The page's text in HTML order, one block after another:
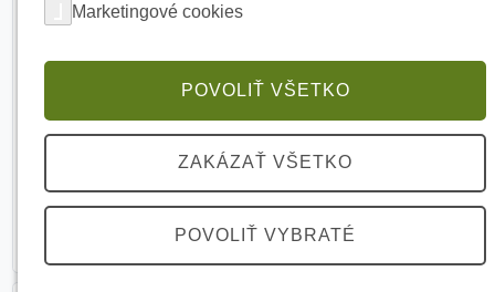
Marketingové cookies
POVOLIŤ VŠETKO
ZAKÁZAŤ VŠETKO
POVOLIŤ VYBRATÉ